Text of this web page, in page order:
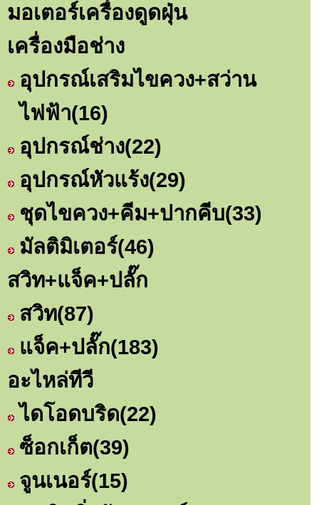
มอเตอร์เครื่องดูดฝุ่น
เครื่องมือช่าง
อุปกรณ์เสริมไขควง+สว่าน
ไฟฟ้า(16)
อุปกรณ์ช่าง(22)
อุปกรณ์หัวแร้ง(29)
ชุดไขควง+คีม+ปากคีบ(33)
มัลติมิเตอร์(46)
สวิท+แจ็ค+ปลั๊ก
สวิท(87)
แจ็ค+ปลั๊ก(183)
อะไหล่ทีวี
ไดโอดบริด(22)
ซ็อกเก็ต(39)
จูนเนอร์(15)